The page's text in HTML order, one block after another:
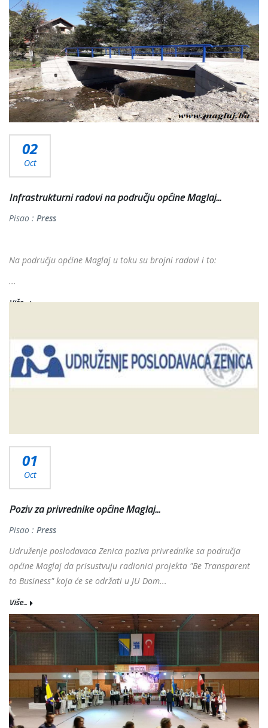
02
Oct
Infrastrukturni radovi na području općine Maglaj...
Pisao : Press
Na području općine Maglaj u toku su brojni radovi i to:
...
Više...
01
Oct
Poziv za privrednike općine Maglaj...
Pisao : Press
Udruženje poslodavaca Zenica poziva privrednike sa područja
općine Maglaj da prisustvuju radionici projekta "Be Transparent
to Business" koja će se održati u JU Dom...
Više...